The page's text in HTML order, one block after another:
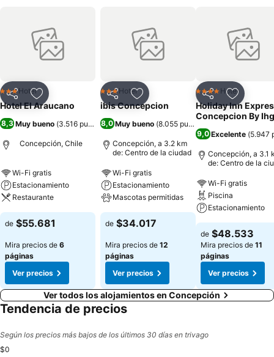
CompartirAgregar a favoritos
3 Estrellas
Hotel
Hotel El Araucano
8,3 Muy bueno (3.516 puntuaciones)
Concepción, Chile
Wi-Fi gratis
Estacionamiento
Restaurante
de $55.681
Mira precios de 6
páginas
Ver precios
CompartirAgregar a favoritos
3 Estrellas
Hotel
ibis Concepcion
8,0 Muy bueno (8.055 puntuaciones
Concepción, a 3.2 km
de: Centro de la ciudad
Wi-Fi gratis
Estacionamiento
Mascotas permitidas
de $34.017
Mira precios de 12
páginas
Ver precios
CompartirAgregar
4 EstrellasHotel
Holiday Inn
Concepcion By Ihg
9,0 Excelente (5.947
Concepción, a 3.1
de: Centro de la
Wi-Fi gratis
Piscina
Estacionamiento
de $48.533
Mira precios de 11
páginas
Ver precios
Ver todos los alojamientos en Concepción
Tendencia de precios
Según los precios más bajos de los últimos 30 días en trivago
$0